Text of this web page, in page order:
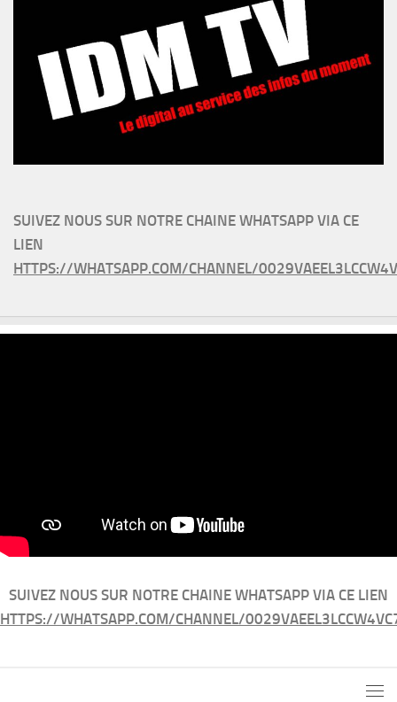
SUIVEZ NOUS SUR NOTRE CHAINE WHATSAPP VIA CE
LIEN
HTTPS://WHATSAPP.COM/CHANNEL/
SUIVEZ NOUS SUR NOTRE CHAINE WHATSAPP VIA CE LIEN
HTTPS://WHATSAPP.COM/CHANNEL/